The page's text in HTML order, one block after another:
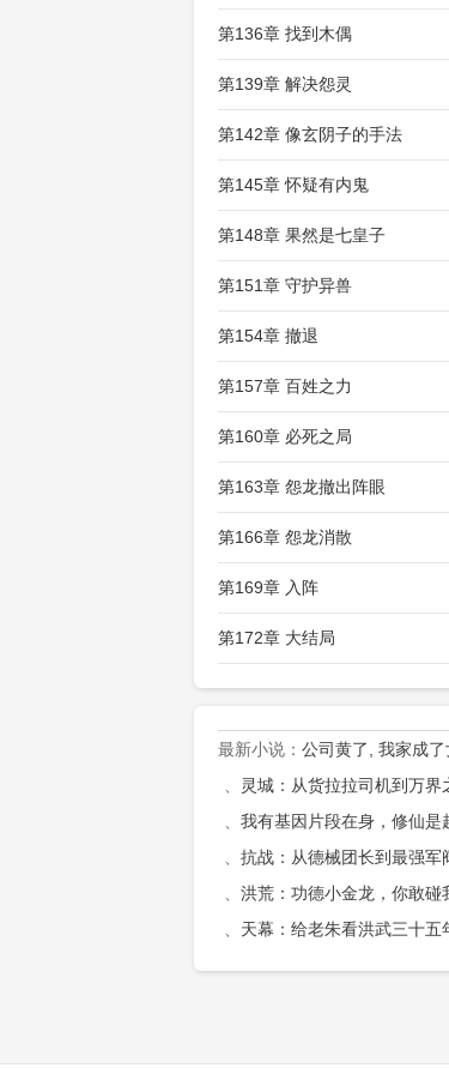
第136章 找到木偶
第139章 解决怨灵
第142章 像玄阴子的手法
第145章 怀疑有内鬼
第148章 果然是七皇子
第151章 守护异兽
第154章 撤退
第157章 百姓之力
第160章 必死之局
第163章 怨龙撤出阵眼
第166章 怨龙消散
第169章 入阵
第172章 大结局
最新小说： 公司黄了, 我家成
灵城：从货拉拉司机到万界
我有基因片段在身，修仙是
抗战：从德械团长到最强军
洪荒：功德小金龙，你敢碰
天幕：给老朱看洪武三十五